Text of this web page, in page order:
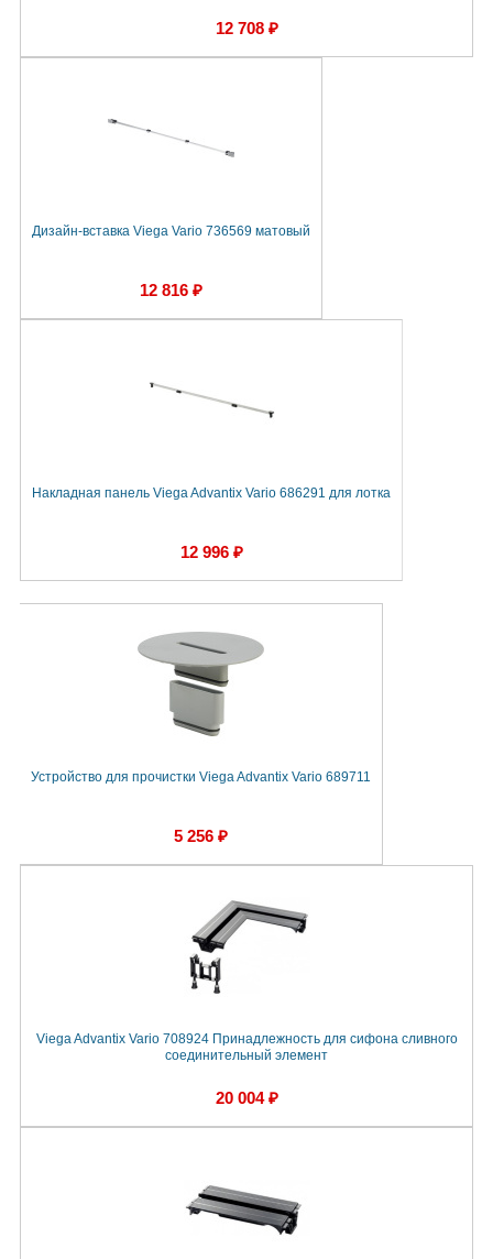
12 708 ₽
Дизайн-вставка Viega Vario 736569 матовый
12 816 ₽
Накладная панель Viega Advantix Vario 686291 для лотка
12 996 ₽
Устройство для прочистки Viega Advantix Vario 689711
5 256 ₽
Viega Advantix Vario 708924 Принадлежность для сифона сливного
соединительный элемент
20 004 ₽